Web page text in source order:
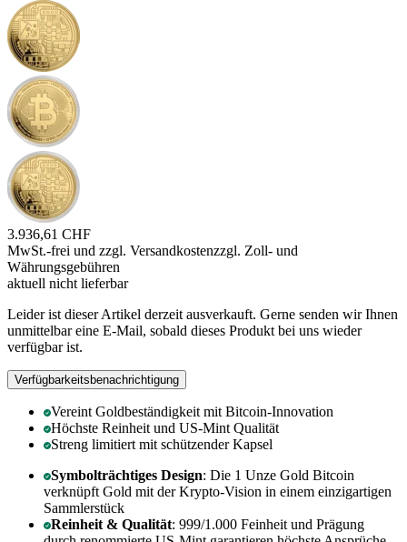
3.936,61 CHF
MwSt.-frei und zzgl. Versandkostenzzgl. Zoll- und
Währungsgebühren
aktuell nicht lieferbar
Leider ist dieser Artikel derzeit ausverkauft. Gerne senden wir Ihnen
unmittelbar eine E-Mail, sobald dieses Produkt bei uns wieder
verfügbar ist.
Verfügbarkeitsbenachrichtigung
Vereint Goldbeständigkeit mit Bitcoin-Innovation
Höchste Reinheit und US-Mint Qualität
Streng limitiert mit schützender Kapsel
Symbolträchtiges Design: Die 1 Unze Gold Bitcoin
verknüpft Gold mit der Krypto-Vision in einem einzigartigen
Sammlerstück
Reinheit & Qualität: 999/1.000 Feinheit und Prägung